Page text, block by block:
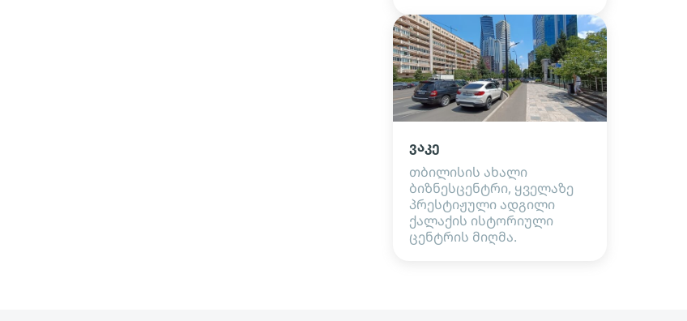
ვაკე
თბილისის ახალი
ბიზნესცენტრი, ყველაზე
პრესტიჟული ადგილი
ქალაქის ისტორიული
ცენტრის მიღმა.